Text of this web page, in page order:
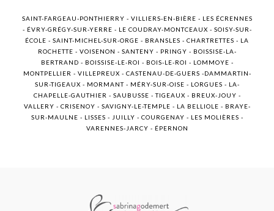
SAINT-FARGEAU-PONTHIERRY - VILLIERS-EN-BIÈRE - LES ÉCRENNES
- ÉVRY-GRÉGY-SUR-YERRE - LE COUDRAY-MONTCEAUX - SOISY-SUR-
ÉCOLE - SAINT-MICHEL-SUR-ORGE - BRANSLES - CHARTRETTES - LA
ROCHETTE - VOISENON - SANTENY - PRINGY - BOISSISE-LA-
BERTRAND - BOISSISE-LE-ROI - BOIS-LE-ROI - LOMMOYE -
MONTPELLIER - VILLEPREUX - CASTENAU-DE-GUERS -DAMMARTIN-
SUR-TIGEAUX - MORMANT - MÉRY-SUR-OISE - LORGUES - LA-
CHAPELLE-GAUTHIER - SAUBUSSE - TIGEAUX - BREUX-JOUY -
VALLERY - CRISENOY - SAVIGNY-LE-TEMPLE - LA BELLIOLE - BRAYE-
SUR-MAULNE - LISSES - JUILLY - COURGENAY - LES MOLIÈRES -
VARENNES-JARCY - ÉPERNON